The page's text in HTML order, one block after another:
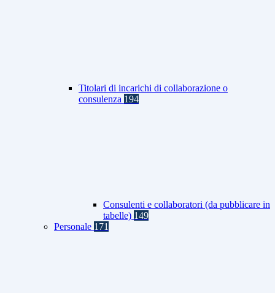
Titolari di incarichi di collaborazione o
consulenza 194
Consulenti e collaboratori (da pubblicare in
tabelle) 149
Personale 171